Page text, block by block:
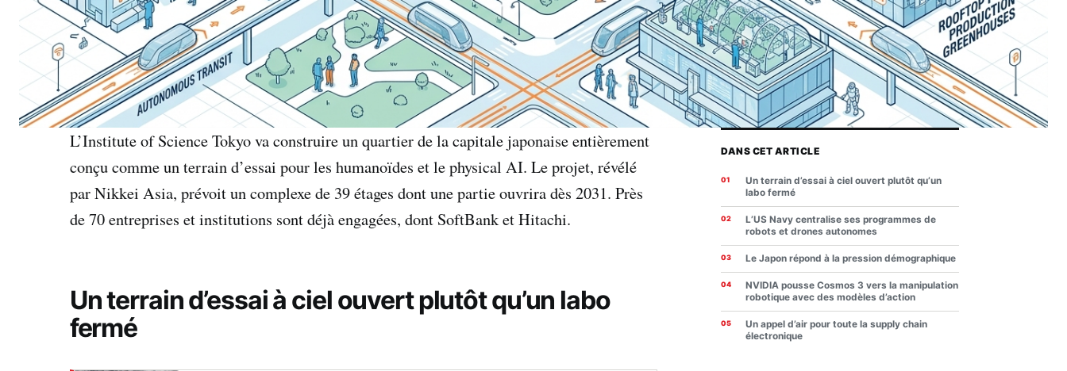
L’Institute of Science Tokyo va construire un quartier de la capitale japonaise entièrement
conçu comme un terrain d’essai pour les humanoïdes et le physical AI. Le projet, révélé
par Nikkei Asia, prévoit un complexe de 39 étages dont une partie ouvrira dès 2031. Près
de 70 entreprises et institutions sont déjà engagées, dont SoftBank et Hitachi.
Un terrain d’essai à ciel ouvert plutôt qu’un labo
fermé
DANS CET ARTICLE
Un terrain d’essai à ciel ouvert plutôt qu’un
labo fermé
L’US Navy centralise ses programmes de
robots et drones autonomes
Le Japon répond à la pression démographique
NVIDIA pousse Cosmos 3 vers la manipulation
robotique avec des modèles d’action
Un appel d’air pour toute la supply chain
électronique